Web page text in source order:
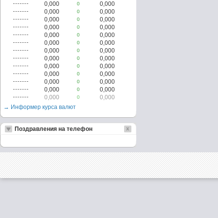
0,000
0
0,000
0,000
0
0,000
0,000
0
0,000
0,000
0
0,000
0,000
0
0,000
0,000
0
0,000
0,000
0
0,000
0,000
0
0,000
0,000
0
0,000
0,000
0
0,000
0,000
0
0,000
0,000
0
0,000
0,000
0
0,000
→ Информер курса валют
Поздравления на телефон